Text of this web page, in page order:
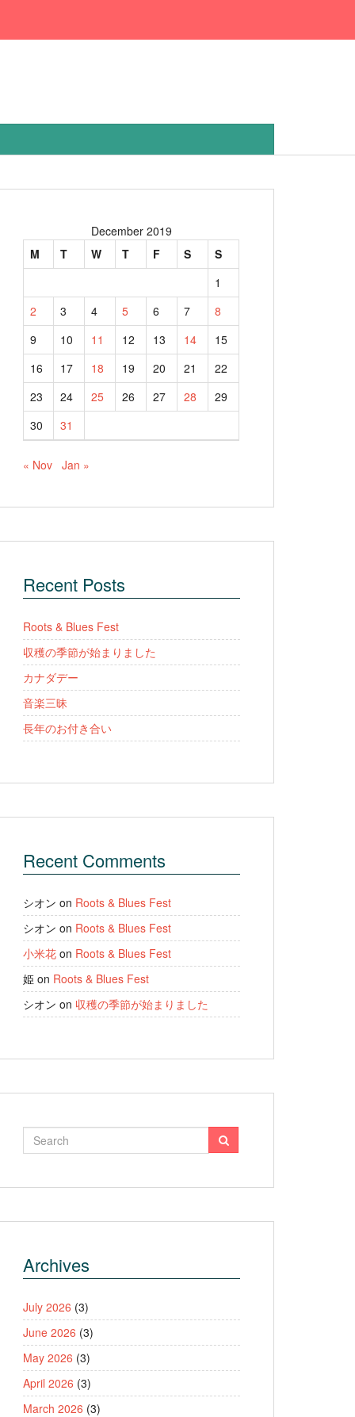
December 2019
M
T W T F S
S
1
2
3 4 5 6 7
8
9
10 11 12 13 14
15
16
17 18 19 20 21
22
23
24 25 26 27 28
29
30
31
« Nov Jan »
Recent Posts
Roots & Blues Fest
収穫の季節が始まりました
カナダデー
音楽三昧
長年のお付き合い
Recent Comments
シオン on Roots & Blues Fest
シオン on Roots & Blues Fest
小米花 on Roots & Blues Fest
姫 on Roots & Blues Fest
シオン on 収穫の季節が始まりました
Archives
July 2026 (3)
June 2026 (3)
May 2026 (3)
April 2026 (3)
March 2026 (3)